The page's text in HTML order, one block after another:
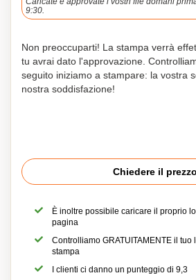
9:30.
Non preoccuparti! La stampa verrà
tu avrai dato l'approvazione.
seguito iniziamo a stampare: la vostra
nostra soddisfazione!
Chiedere il prezzo
È inoltre possibile caricare il proprio
pagina
Controlliamo GRATUITAMENTE il
stampa
I clienti ci danno un punteggio di 9,3